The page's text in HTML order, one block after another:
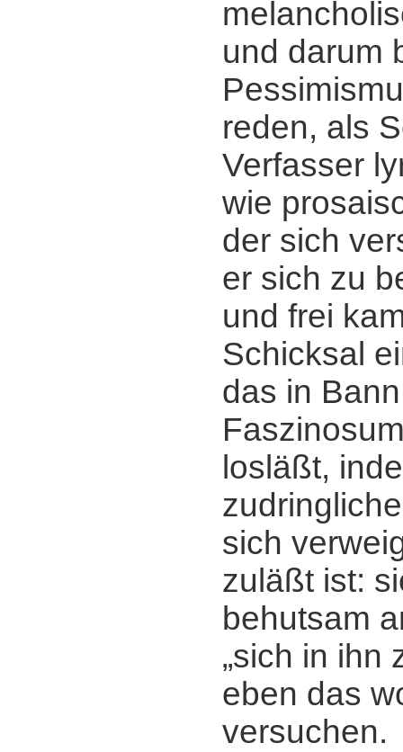
und darum
reden, als
Verfasser
wie
der sich
er sich zu
und frei
Schicksal
das in
losläßt,
sich
zuläßt ist:
behutsam
„sich in ihn
eben das
versuchen.